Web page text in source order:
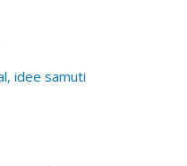
idee samuti